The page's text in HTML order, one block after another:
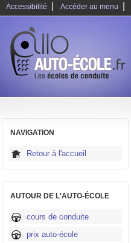
Accessibilité Accéder au menu
NAVIGATION
Retour à l'accueil
AUTOUR DE L'AUTO-ÉCOLE
cours de conduite
prix auto-école